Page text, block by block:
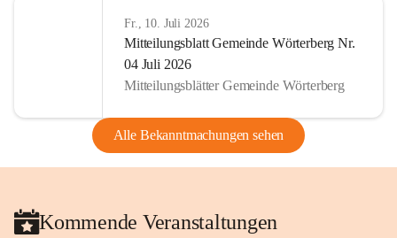
Fr., 10. Juli 2026
Mitteilungsblatt Gemeinde Wörterberg Nr.
04 Juli 2026
Mitteilungsblätter Gemeinde Wörterberg
Alle Bekanntmachungen sehen
Kommende Veranstaltungen